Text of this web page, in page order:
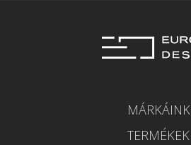
MÁRKÁINK
TERMÉKEK